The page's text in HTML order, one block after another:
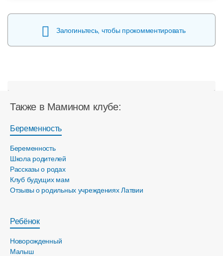
Залогиньтесь, чтобы прокомментировать
Также в Мамином клубе:
Беременность
Беременность
Школа родителей
Рассказы о родах
Клуб будущих мам
Отзывы о родильных учреждениях Латвии
Ребёнок
Новорожденный
Малыш